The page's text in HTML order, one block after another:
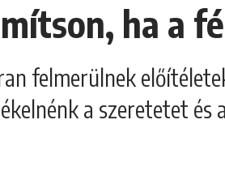
ha a
felmerülnek
a szeretetet és